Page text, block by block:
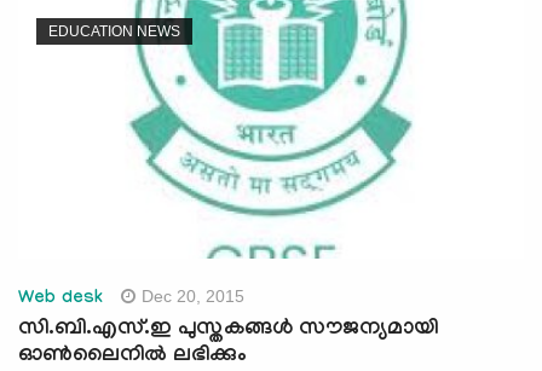
EDUCATION NEWS
Web desk Dec 20, 2015
സി.ബി.എസ്.ഇ പുസ്തകങ്ങള്‍ സൗജന്യമായി
ഓണ്‍ലൈനില്‍ ലഭിക്കും